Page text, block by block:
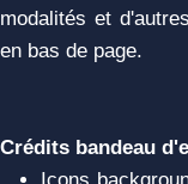
modalités et
en bas de page.
Crédits bandeau